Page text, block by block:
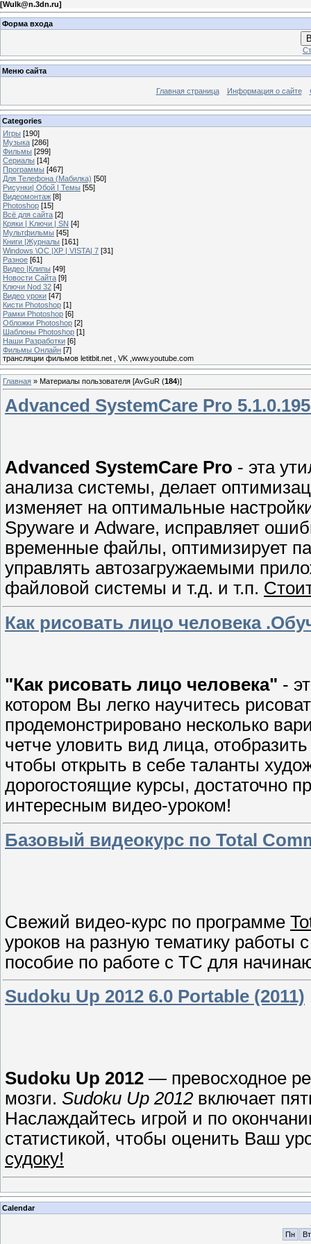
[Wulk@n.3dn.ru]
Форма входа
Меню сайта
Главная страница Информация о сайте
Categories
Игры [190]
Музыка [286]
Фильмы [299]
Сериалы [14]
Программы [467]
Для Телефона (Мабилка) [50]
Рисунки| Обой | Темы [55]
Видеомонтаж [8]
Photoshop [15]
Всё для сайта [2]
Кряки | Kлючи | SN [4]
Мультфильмы [45]
Книги |Журналы [161]
Windows \OC |XP | VISTA| 7 [31]
Разное [61]
Видео |Клипы [49]
Новости Сайта [9]
Ключи Nod 32 [4]
Видео уроки [47]
Кисти Photoshop [1]
Рамки Photoshop [6]
Обложки Photoshop [2]
Шаблоны Photoshop [1]
Наши Разработки [6]
Фильмы Онлайн [7]
трансляции фильмов letitbit.net , VK ,www.youtube.com
Главная » Материалы пользователя [AvGuR (184)]
Advanced SystemCare Pro
Advanced SystemCare Pro - эта
анализа системы, делает
изменяет на оптимальные
Spyware и Adware, исправляет
временные файлы, оптимизирует
управлять автозагружаемыми
файловой системы и т.д. и т.п.
Как рисовать лицо человека
"Как рисовать лицо человека" -
котором Вы легко научитесь
продемонстрировано несколько
четче уловить вид лица,
чтобы открыть в себе таланты
дорогостоящие курсы, достаточно
интересным видео-уроком!
Базовый видеокурс по Total
Свежий видео-курс по программе
уроков на разную тематику
пособие по работе с TC для
Sudoku Up 2012 6.0 Portable (2011)
Sudoku Up 2012 — превосходное
мозги. Sudoku Up 2012 включает
Наслаждайтесь игрой и по
статистикой, чтобы оценить Ваш
судоку!
Calendar
Пн
Вт